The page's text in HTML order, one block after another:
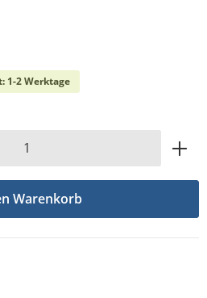
von 0 von 5 Sternen
1-2 Werktage
den gewünschten
Warenkorb